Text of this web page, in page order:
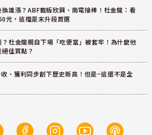
誰漲？ABF載板欣興、南電接棒！杜金龍：看
元，這檔是末升段首選
杜金龍親自下場「吃便當」被套牢！為什麼他
佳買點？
、獲利同步創下歷史新高！但是~這還不是全